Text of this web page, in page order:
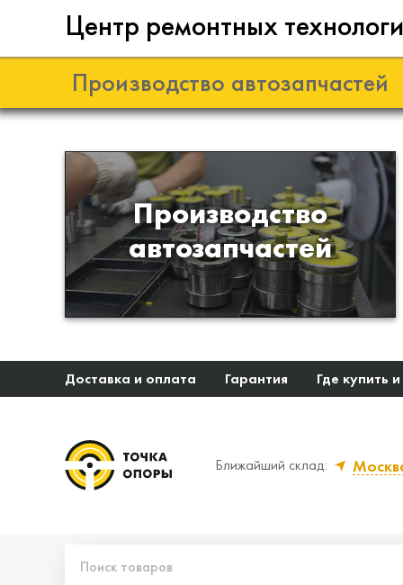
Центр ремонтных
Производство автозапчастей
Производство
автозапчастей
Разработка и
производство деталей из
эластомеров для подвески
автомобиля
Доставка и оплата Гарантия Где купить
Ближайший склад: